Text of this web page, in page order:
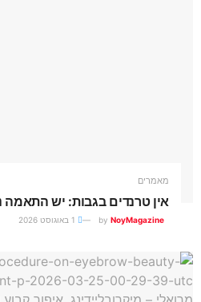
מאמרים
אין טרנדים בגבות: יש התאמה
by NoyMagazine